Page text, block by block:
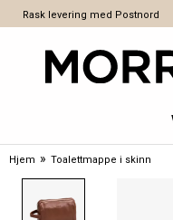
Rask levering med Postnord
Hjem » Toalettmappe i skinn